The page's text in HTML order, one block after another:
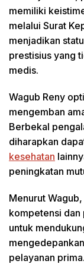
memiliki
melalui Surat
menjadikan
prestisius yang
medis.
Wagub Reny
mengemban
Berbekal
diharapkan
kesehatan
peningkatan
Menurut
kompetensi dan
untuk
pelayanan prima.